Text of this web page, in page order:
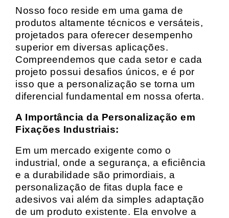
Nosso foco reside em uma gama de
produtos altamente técnicos e versáteis,
projetados para oferecer desempenho
superior em diversas aplicações.
Compreendemos que cada setor e cada
projeto possui desafios únicos, e é por
isso que a personalização se torna um
diferencial fundamental em nossa oferta.
A Importância da Personalização em
Fixações Industriais:
Em um mercado exigente como o
industrial, onde a segurança, a eficiência
e a durabilidade são primordiais, a
personalização de fitas dupla face e
adesivos vai além da simples adaptação
de um produto existente. Ela envolve a